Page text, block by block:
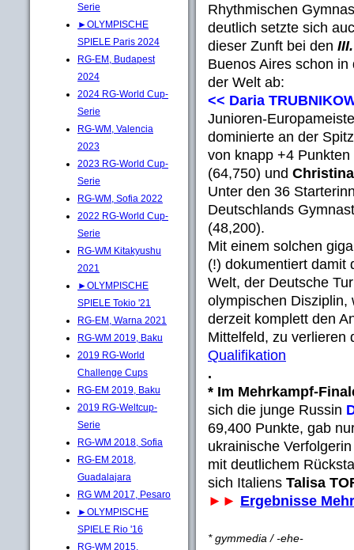
Serie
►OLYMPISCHE
SPIELE Paris 2024
RG-EM, Budapest
2024
2024 RG-World Cup-
Serie
RG-WM, Valencia
2023
2023 RG-World Cup-
Serie
RG-WM, Sofia 2022
2022 RG-World Cup-
Serie
RG-WM Kitakyushu
2021
►OLYMPISCHE
SPIELE Tokio '21
RG-EM, Warna 2021
RG-WM 2019, Baku
2019 RG-World
Challenge Cups
RG-EM 2019, Baku
2019 RG-Weltcup-
Serie
RG-WM 2018, Sofia
RG-EM 2018,
Guadalajara
RG WM 2017, Pesaro
►OLYMPISCHE
SPIELE Rio '16
RG-WM 2015,
Rhythmischen
deutlich setzte sich
dieser Zunft bei den
Buenos Aires schon
der Welt ab:
<< Daria
Junioren-
dominierte an der
von knapp +4 Punkten
(64,750) und
Unter den 36
Deutschlands
(48,200).
Mit einem solchen
(!) dokumentiert damit
Welt, der Deutsche
olympischen Disziplin,
derzeit komplett den
Mittelfeld, zu
Qualifikation
.
* Im Mehrkampf-
sich die junge Russin
69,400 Punkte, gab
ukrainische
mit deutlichem
sich Italiens Talisa
►► Ergebnisse
* gymmedia / -ehe-